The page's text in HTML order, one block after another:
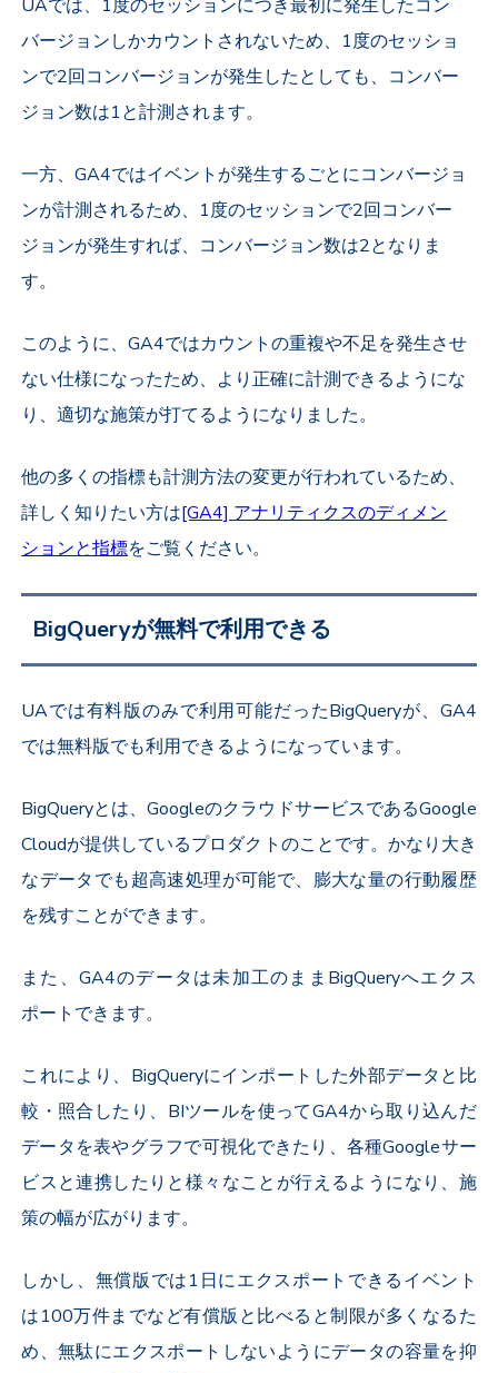
UAでは、1度のセッションにつき最初に発生したコン
バージョンしかカウントされないため、1度のセッショ
ンで2回コンバージョンが発生したとしても、コンバー
ジョン数は1と計測されます。
一方、GA4ではイベントが発生するごとにコンバージョ
ンが計測されるため、1度のセッションで2回コンバー
ジョンが発生すれば、コンバージョン数は2となりま
す。
このように、GA4ではカウントの重複や不足を発生させ
ない仕様になったため、より正確に計測できるようにな
り、適切な施策が打てるようになりました。
他の多くの指標も計測方法の変更が行われているため、
詳しく知りたい方は[GA4] アナリティクスのディメン
ションと指標をご覧ください。
BigQueryが無料で利用できる
UAでは有料版のみで利用可能だったBigQueryが、GA4
では無料版でも利用できるようになっています。
BigQueryとは、GoogleのクラウドサービスであるGoogle
Cloudが提供しているプロダクトのことです。かなり大き
なデータでも超高速処理が可能で、膨大な量の行動履歴
を残すことができます。
また、GA4のデータは未加工のままBigQueryへエクス
ポートできます。
これにより、BigQueryにインポートした外部データと比
較・照合したり、BIツールを使ってGA4から取り込んだ
データを表やグラフで可視化できたり、各種Googleサー
ビスと連携したりと様々なことが行えるようになり、施
策の幅が広がります。
しかし、無償版では1日にエクスポートできるイベント
は100万件までなど有償版と比べると制限が多くなるた
め、無駄にエクスポートしないようにデータの容量を抑